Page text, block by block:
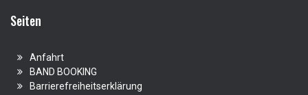
Seiten
Anfahrt
BAND BOOKING
Barrierefreiheitserklärung